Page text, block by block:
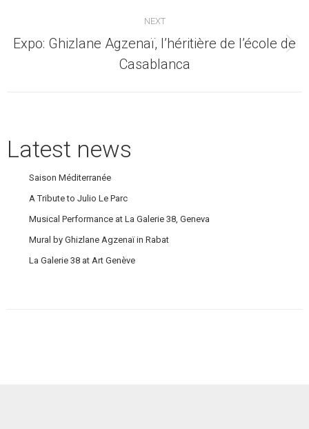
NEXT
Next
post:
Expo: Ghizlane Agzenaï, l’héritière de l’école de
Casablanca
Latest news
Saison Méditerranée
A Tribute to Julio Le Parc
Musical Performance at La Galerie 38, Geneva
Mural by Ghizlane Agzenaï in Rabat
La Galerie 38 at Art Genève